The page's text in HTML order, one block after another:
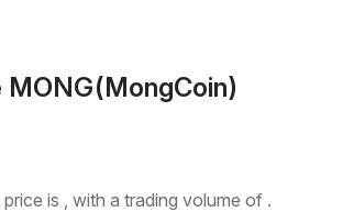
is , with a trading volume of .